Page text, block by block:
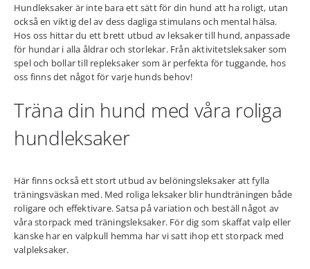
Hundleksaker är inte bara ett sätt för din hund att ha roligt, utan
också en viktig del av dess dagliga stimulans och mental hälsa.
Hos oss hittar du ett brett utbud av leksaker till hund, anpassade
för hundar i alla åldrar och storlekar. Från aktivitetsleksaker som
spel och bollar till repleksaker som är perfekta för tuggande, hos
oss finns det något för varje hunds behov!
Träna din hund med våra roliga
hundleksaker
Här finns också ett stort utbud av belöningsleksaker att fylla
träningsväskan med. Med roliga leksaker blir hundträningen både
roligare och effektivare. Satsa på variation och beställ något av
våra storpack med träningsleksaker. För dig som skaffat valp eller
kanske har en valpkull hemma har vi satt ihop ett storpack med
valpleksaker.